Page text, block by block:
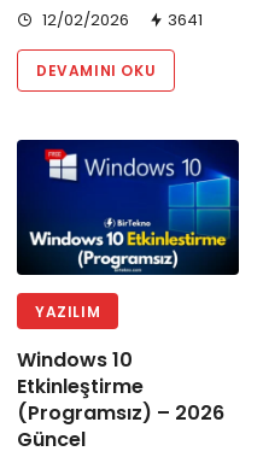
12/02/2026 3641
DEVAMINI OKU
YAZILIM
Windows 10
Etkinleştirme
(Programsız) – 2026
Güncel